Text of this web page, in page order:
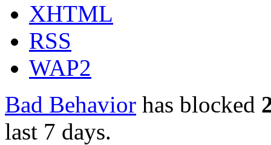
XHTML
RSS
WAP2
Bad Behavior has blocked
last 7 days.